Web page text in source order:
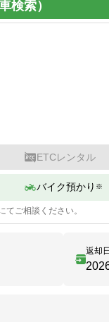
検索）
ETCレンタル
バイク預かり ※
てご相談ください。
返却